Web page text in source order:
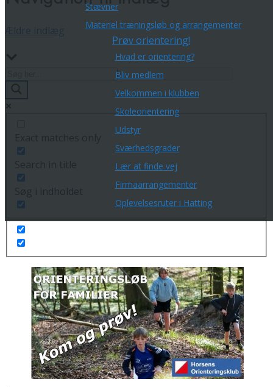
Stævner
Materiel træningsløb og arrangementer
Prøv orientering!
Hvad er orientering?
Bliv medlem
Velkommen i klubben
Skoleorientering
Udstyr
Sværhedsgrader
Lær at finde vej
Firmaarrangementer
Oplevelsesruter i Hatting